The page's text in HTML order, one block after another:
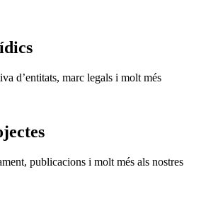
d’entitats, marc legals i molt més
publicacions i molt més als nostres